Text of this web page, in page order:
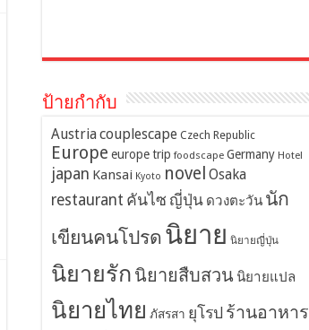
ป้ายกำกับ
Austriacouplescape Czech Republic
Europe europe trip foodscape Germany Hotel
japan Kansai Kyoto novel Osaka
restaurant คันไซ ญี่ปุ่น ดวงตะวัน นัก
เขียนคนโปรด นิยาย นิยายญี่ปุ่น
นิยายรัก นิยายสืบสวน นิยายแปล
นิยายไทย ภัสรสา ยุโรป ร้านอาหาร